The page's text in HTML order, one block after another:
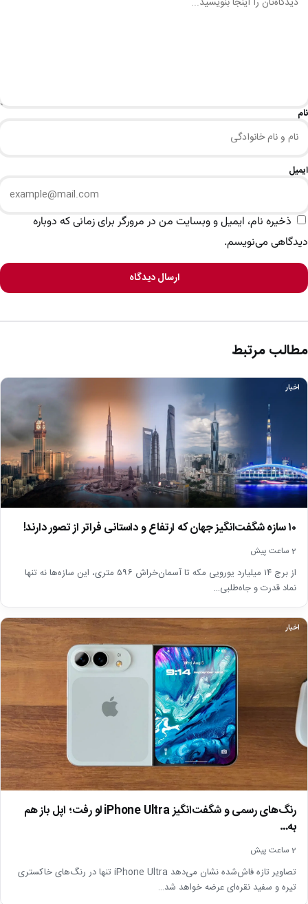
نام
ایمیل
ذخیره نام، ایمیل و وبسایت من در مرورگر برای زمانی که دوباره
دیدگاهی می‌نویسم.
ارسال دیدگاه
مطالب مرتبط
اخبار
۱۰ سازه شگفت‌انگیز جهان که ارتفاع و داستانی فراتر از تصور دارند!
2 ساعت پیش
از برج ۱۴ میلیارد یورویی مکه تا آسمان‌خراش ۵۹۶ متری، این سازه‌ها نه تنها
نماد قدرت و جاه‌طلبی…
اخبار
رنگ‌های رسمی و شگفت‌انگیز iPhone Ultra لو رفت؛ اپل باز هم
به…
2 ساعت پیش
تصاویر تازه فاش‌شده نشان می‌دهد iPhone Ultra تنها در رنگ‌های خاکستری
تیره و سفید نقره‌ای عرضه خواهد شد…